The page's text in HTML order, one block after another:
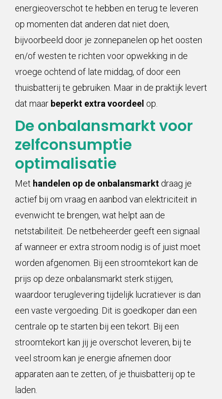
energieoverschot te hebben en terug te leveren
op momenten dat anderen dat niet doen,
bijvoorbeeld door je zonnepanelen op het oosten
en/of westen te richten voor opwekking in de
vroege ochtend of late middag, of door een
thuisbatterij te gebruiken. Maar in de praktijk levert
dat maar beperkt extra voordeel op.
De onbalansmarkt voor
zelfconsumptie
optimalisatie
Met handelen op de onbalansmarkt draag je
actief bij om vraag en aanbod van elektriciteit in
evenwicht te brengen, wat helpt aan de
netstabiliteit. De netbeheerder geeft een signaal
af wanneer er extra stroom nodig is of juist moet
worden afgenomen. Bij een stroomtekort kan de
prijs op deze onbalansmarkt sterk stijgen,
waardoor teruglevering tijdelijk lucratiever is dan
een vaste vergoeding. Dit is goedkoper dan een
centrale op te starten bij een tekort. Bij een
stroomtekort kan jij je overschot leveren, bij te
veel stroom kan je energie afnemen door
apparaten aan te zetten, of je thuisbatterij op te
laden.